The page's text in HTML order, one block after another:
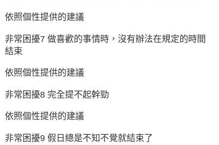
依照個性提供的建議
非常困擾7 做喜歡的事情時，沒有辦法在規定的時間
結束
依照個性提供的建議
非常困擾8 完全提不起幹勁
依照個性提供的建議
非常困擾9 假日總是不知不覺就結束了